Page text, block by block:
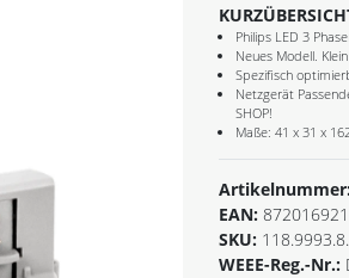
Philips LED 3
Neues Modell.
Spezifisch
Netzgerät
SHOP!
Maße: 41 x 31 x
EAN:
SKU:
WEEE-Reg.-Nr.: